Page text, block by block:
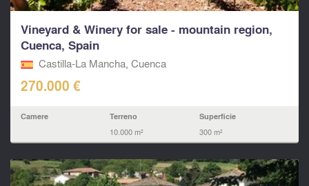
Vineyard & Winery for sale - mountain region,
Cuenca, Spain
Castilla-La Mancha, Cuenca
270.000 €
Camere Terreno
10.000 m²
Superficie
300 m²